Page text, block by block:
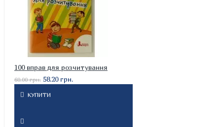
100 вправ для розчитування
60.00 грн. 58.20 грн.
КУПИТИ